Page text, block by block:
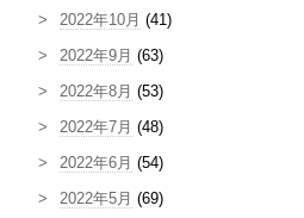
2022年10月 (41)
2022年9月 (63)
2022年8月 (53)
2022年7月 (48)
2022年6月 (54)
2022年5月 (69)